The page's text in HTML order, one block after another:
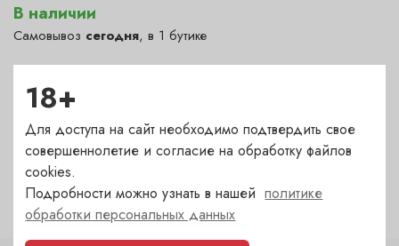
В наличии
Самовывоз сегодня, в 1 бутике
Гранатный — под заказ
Пречистенка — в наличии (сегодня)
Садовническая — под заказ
Сухаревка — под заказ (1-2 дня)
18+
Для доступа на сайт необходимо подтвердить свое
совершеннолетие и согласие на обработку файлов
cookies.
Подробности можно узнать в нашейполитике
обработки персональных данных